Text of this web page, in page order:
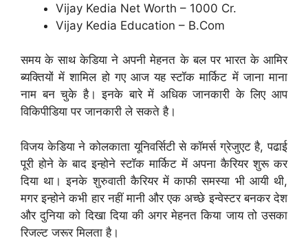
Vijay Kedia Net Worth – 1000 Cr.
Vijay Kedia Education – B.Com
समय के साथ केडिया ने अपनी मेहनत के बल पर भारत के आमिर
ब्यक्तियों में शामिल हो गए आज यह स्टॉक मार्किट में जाना माना
नाम बन चुके है। इनके बारे में अधिक जानकारी के लिए आप
विकिपीडिया पर जानकारी ले सकते है।
विजय केडिया ने कोलकाता यूनिवर्सिटी से कॉमर्स ग्रेजुएट है, पढाई
पूरी होने के बाद इन्होने स्टॉक मार्किट में अपना कैरियर शुरू कर
दिया था। इनके शुरुवाती कैरियर में काफी समस्या भी आयी थी,
मगर इन्होने कभी हार नहीं मानी और एक अच्छे इन्वेस्टर बनकर देश
और दुनिया को दिखा दिया की अगर मेहनत किया जाय तो उसका
रिजल्ट जरूर मिलता है।